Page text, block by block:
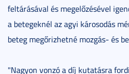
feltárásával és megelőzésével
a betegeknél az agyi károsodás
beteg megőrizhetné mozgás- és
"Nagyon vonzó a díj kutatásra